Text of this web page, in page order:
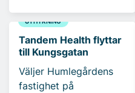
UTHYRNING
Tandem Health flyttar
till Kungsgatan
Väljer Humlegårdens
fastighet på